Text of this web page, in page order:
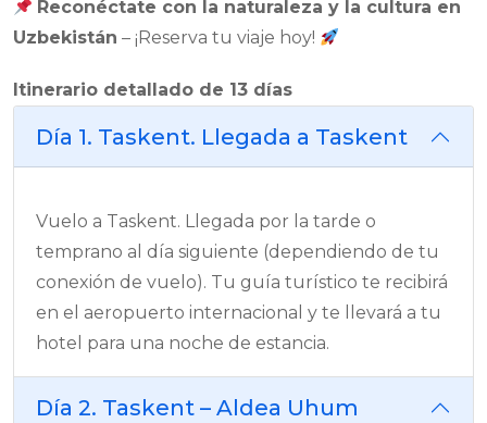
Reconéctate con la naturaleza y la cultura en
Uzbekistán – ¡Reserva tu viaje hoy!
Itinerario detallado de 13 días
Día 1. Taskent. Llegada a Taskent
Vuelo a Taskent. Llegada por la tarde o
temprano al día siguiente (dependiendo de tu
conexión de vuelo). Tu guía turístico te recibirá
en el aeropuerto internacional y te llevará a tu
hotel para una noche de estancia.
Día 2. Taskent – Aldea Uhum